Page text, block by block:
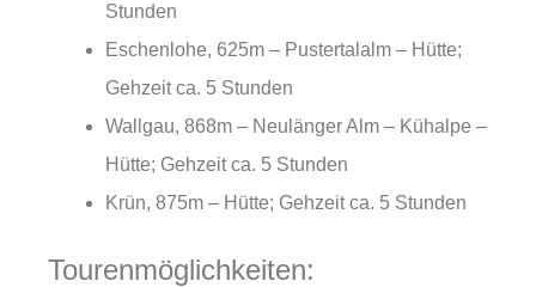
Stunden
Eschenlohe, 625m – Pustertalalm – Hütte;
Gehzeit ca. 5 Stunden
Wallgau, 868m – Neulänger Alm – Kühalpe –
Hütte; Gehzeit ca. 5 Stunden
Krün, 875m – Hütte; Gehzeit ca. 5 Stunden
Tourenmöglichkeiten: